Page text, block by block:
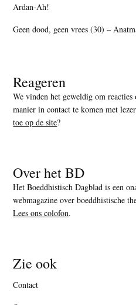
Ardan-Ah!
Geen dood, geen vrees (30) –
Reageren
We vinden het geweldig om
manier in contact te komen met
toe op de site?
Over het BD
Het Boeddhistisch Dagblad is een
webmagazine over boeddhistische
Lees ons colofon.
Zie ook
Contact